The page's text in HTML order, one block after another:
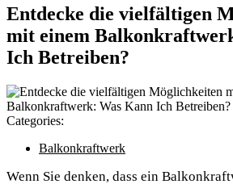
Entdecke die vielfältigen
mit einem
Ich Betreiben?
Categories:
Balkonkraftwerk
Wenn Sie denken, dass ein